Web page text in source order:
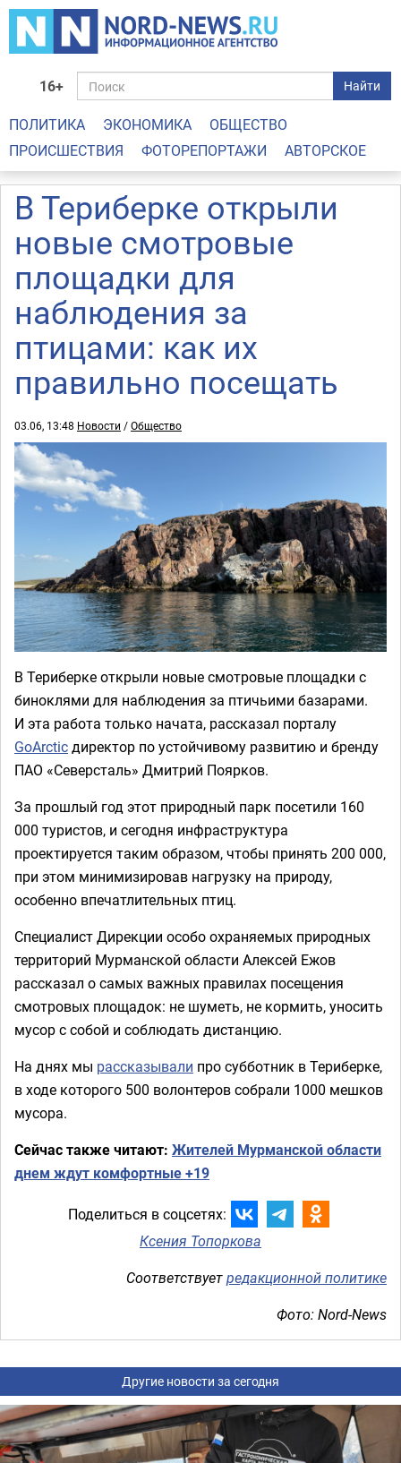
16+ Найти
ПОЛИТИКА ЭКОНОМИКА
ОБЩЕСТВО
ПРОИСШЕСТВИЯ
ФОТОРЕПОРТАЖИ АВТОРСКОЕ
В Териберке открыли
новые смотровые
площадки для
наблюдения за
птицами: как их
правильно посещать
03.06, 13:48 Новости /Общество
В Териберке открыли новые смотровые площадки с
биноклями для наблюдения за птичьими базарами.
И эта работа только начата, рассказал порталу
GoArcticдиректор по устойчивому развитию и бренду
ПАО «Северсталь» Дмитрий Поярков.
За прошлый год этот природный парк посетили 160
000 туристов, и сегодня инфраструктура
проектируется таким образом, чтобы принять 200 000,
при этом минимизировав нагрузку на природу,
особенно впечатлительных птиц.
Специалист Дирекции особо охраняемых природных
территорий Мурманской области Алексей Ежов
рассказал о самых важных правилах посещения
смотровых площадок: не шуметь, не кормить, уносить
мусор с собой и соблюдать дистанцию.
На днях мы рассказывали про субботник в Териберке,
в ходе которого 500 волонтеров собрали 1000 мешков
мусора.
Сейчас также читают: Жителей Мурманской области
днем ждут комфортные +19
Поделиться в соцсетях:
Ксения Топоркова
Соответствуетредакционной политике
Фото: Nord-News
Другие новости за сегодня